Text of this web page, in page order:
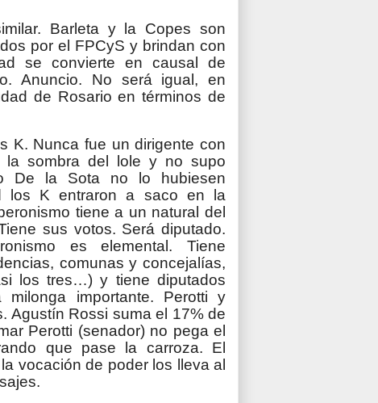
Barleta y la Copes son
por el FPCyS y brindan con
se convierte en causal de
Anuncio. No será igual, en
de Rosario en términos de
K. Nunca fue un dirigente con
la sombra del lole y no supo
o De la Sota no lo hubiesen
los K entraron a saco en la
tiene a un natural del
sus votos. Será diputado.
es elemental. Tiene
comunas y concejalías,
los tres…) y tiene diputados
importante. Perotti y
Agustín Rossi suma el 17% de
Perotti (senador) no pega el
que pase la carroza. El
vocación de poder los lleva al